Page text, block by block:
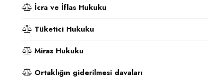
İcra ve İflas Hukuku
Tüketici Hukuku
Miras Hukuku
Ortaklığın giderilmesi davaları